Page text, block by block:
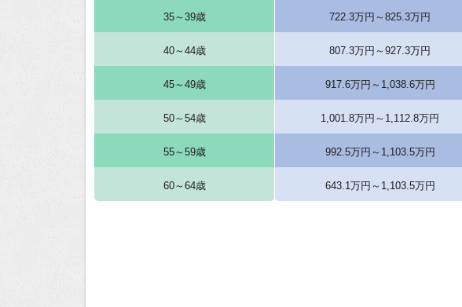
35～39歳 722.3万円～825.3万円
40～44歳 807.3万円～927.3万円
45～49歳 917.6万円～1,038.6万円
50～54歳 1,001.8万円～1,112.8万円
55～59歳 992.5万円～1,103.5万円
60～64歳 643.1万円～1,103.5万円